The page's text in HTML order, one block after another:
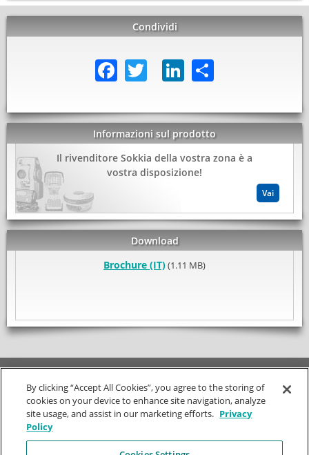
Condividi
Facebook
TwitterLinkedIn
Informazioni sul prodotto
Il rivenditore Sokkia della vostra zona è a
vostra disposizione!
Vai
Download
Brochure (IT)(1.11 MB)
World Headquarters
Azienda
Chi siamo
Restate connessi
By clicking “Accept All Cookies”, you agree to the storing of
cookies on your device to enhance site navigation, analyze
site usage, and assist in our marketing efforts. Privacy
Policy